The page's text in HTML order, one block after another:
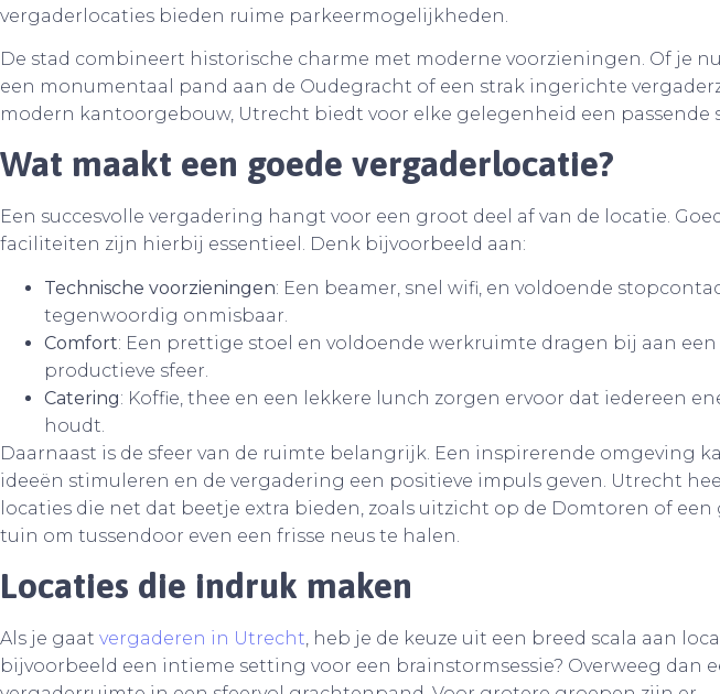
vergaderlocaties bieden ruime parkeermogelijkheden.
De stad combineert historische charme met moderne voorzieningen. Of je
een monumentaal pand aan de Oudegracht of een strak ingerichte
modern kantoorgebouw, Utrecht biedt voor elke gelegenheid een passende
Wat maakt een goede vergaderlocatie?
Een succesvolle vergadering hangt voor een groot deel af van de locatie.
faciliteiten zijn hierbij essentieel. Denk bijvoorbeeld aan:
Technische voorzieningen: Een beamer, snel wifi, en voldoende
tegenwoordig onmisbaar.
Comfort: Een prettige stoel en voldoende werkruimte dragen bij aan een
productieve sfeer.
Catering: Koffie, thee en een lekkere lunch zorgen ervoor dat iedereen
houdt.
Daarnaast is de sfeer van de ruimte belangrijk. Een inspirerende omgeving
ideeën stimuleren en de vergadering een positieve impuls geven. Utrecht
locaties die net dat beetje extra bieden, zoals uitzicht op de Domtoren of een
tuin om tussendoor even een frisse neus te halen.
Locaties die indruk maken
Als je gaat vergaderen in Utrecht, heb je de keuze uit een breed scala aan
bijvoorbeeld een intieme setting voor een brainstormsessie? Overweeg dan